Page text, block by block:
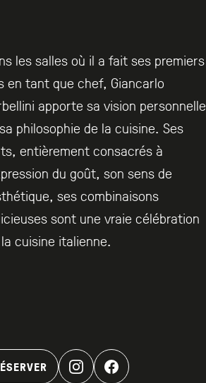
les salles où il a fait ses premiers
en tant que chef, Giancarlo
apporte sa vision personnelle
philosophie de la cuisine. Ses
entièrement consacrés à
du goût, son sens de
ses combinaisons
sont une vraie célébration
cuisine italienne.